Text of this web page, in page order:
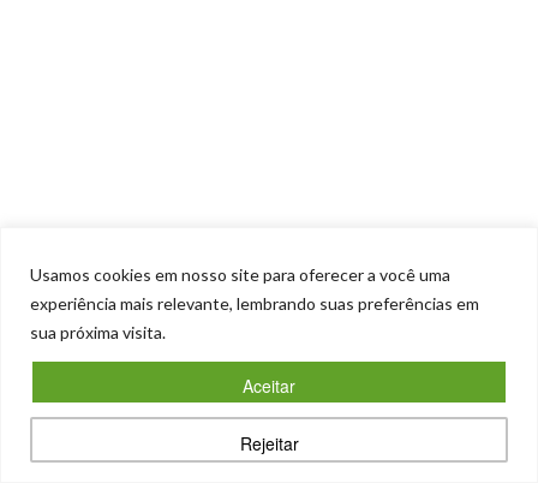
Usamos cookies em nosso site para oferecer a você uma
experiência mais relevante, lembrando suas preferências em
sua próxima visita.
Rejeitar
Aceitar
Matérias recentes
SAEP. Emissário coletor de efluentes por gravidade